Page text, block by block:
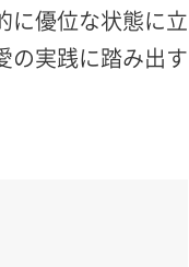
に優位な状態に立
の実践に踏み出す